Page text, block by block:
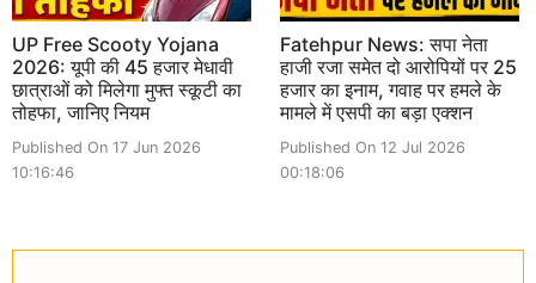
UP Free Scooty Yojana
2026: यूपी की 45 हजार मेधावी
छात्राओं को मिलेगा मुफ्त स्कूटी का
तोहफा, जानिए नियम
Published On 17 Jun 2026
10:16:46
Fatehpur News: सपा नेता
हाजी रजा समेत दो आरोपियों पर 25
हजार का इनाम, गवाह पर हमले के
मामले में एसपी का बड़ा एक्शन
Published On 12 Jul 2026
00:18:06